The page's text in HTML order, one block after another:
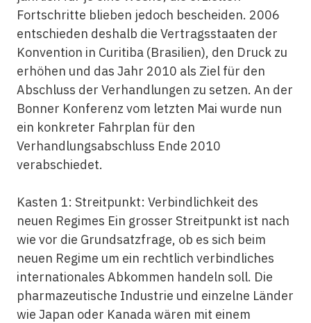
Fortschritte blieben jedoch bescheiden. 2006
entschieden deshalb die Vertragsstaaten der
Konvention in Curitiba (Brasilien), den Druck zu
erhöhen und das Jahr 2010 als Ziel für den
Abschluss der Verhandlungen zu setzen. An der
Bonner Konferenz vom letzten Mai wurde nun
ein konkreter Fahrplan für den
Verhandlungsabschluss Ende 2010
verabschiedet.
Kasten 1: Streitpunkt: Verbindlichkeit des
neuen Regimes Ein grosser Streitpunkt ist nach
wie vor die Grundsatzfrage, ob es sich beim
neuen Regime um ein rechtlich verbindliches
internationales Abkommen handeln soll. Die
pharmazeutische Industrie und einzelne Länder
wie Japan oder Kanada wären mit einem